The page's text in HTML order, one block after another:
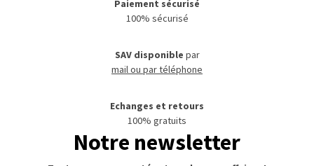
Paiement sécurisé
100% sécurisé
SAV disponible par
mail ou par téléphone
Echanges et retours
100% gratuits
Notre newsletter